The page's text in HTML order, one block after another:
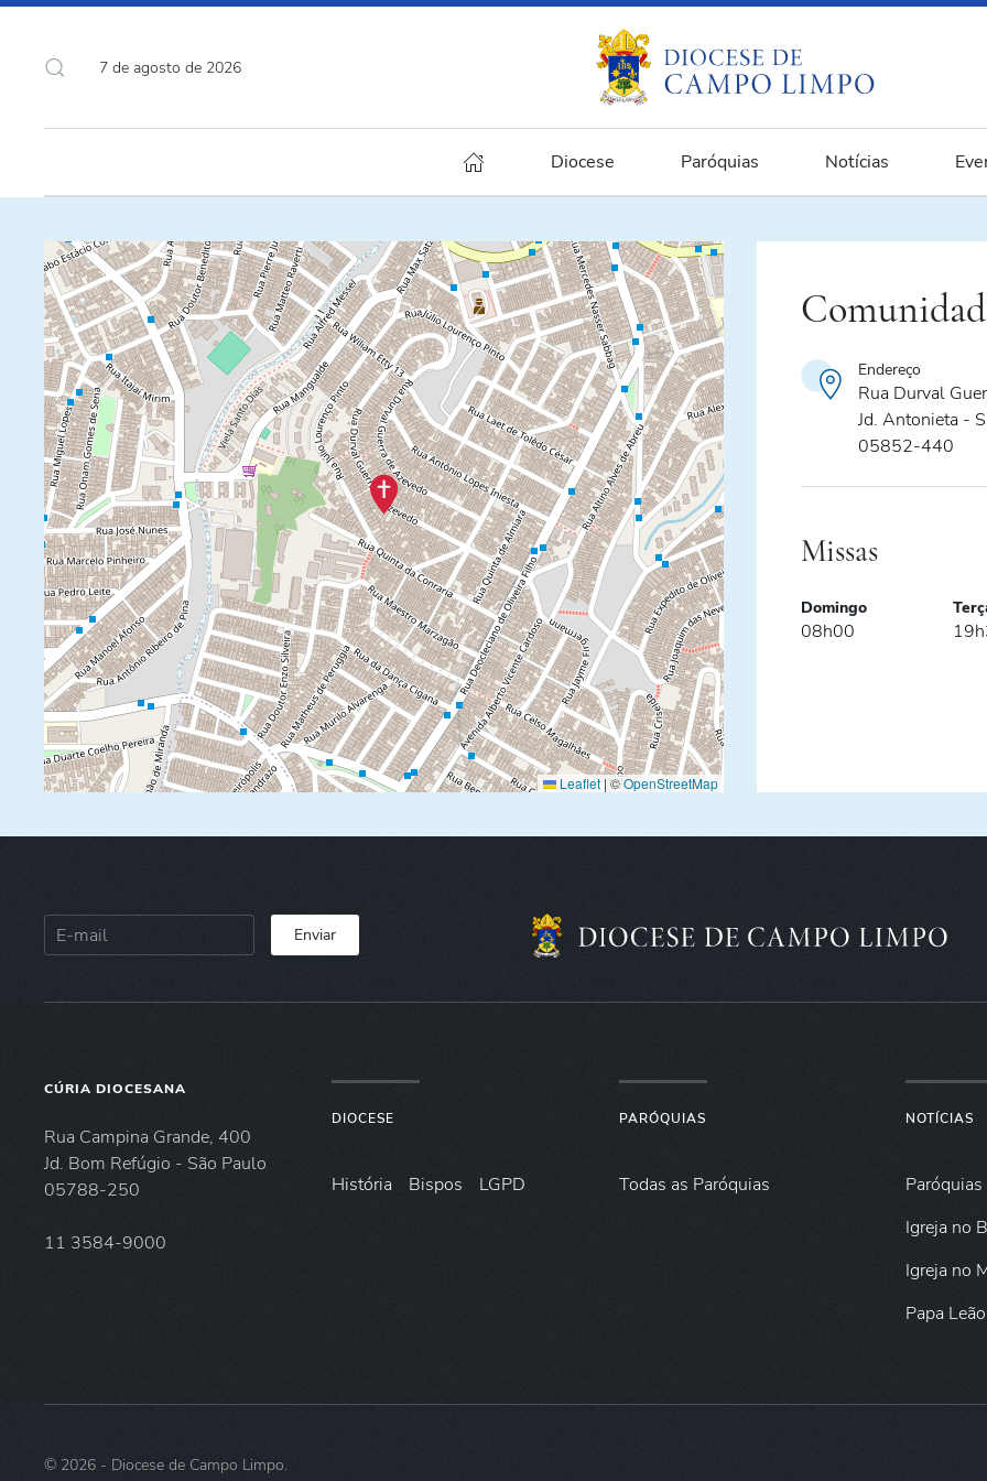
7 de agosto de 2026
Diocese Paróquias Notícias
Leaflet | ©OpenStreetMap
Endereço
Rua Durval
Jd. Antonieta -
05852-440
Missas
Domingo
08h00
Enviar
CÚRIA DIOCESANA
Rua Campina Grande, 400
Jd. Bom Refúgio - São Paulo
05788-250
11 3584-9000
DIOCESE
História Bispos LGPD
PARÓQUIAS
Todas as Paróquias
NOTÍCIAS
Paróquias
Igreja no
Igreja no
Papa
© 2026 - Diocese de Campo Limpo.